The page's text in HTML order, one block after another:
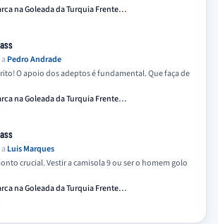
na Goleada da Turquia Frente…
Pedro Andrade
O apoio dos adeptos é fundamental. Que faça de
na Goleada da Turquia Frente…
Luis Marques
crucial. Vestir a camisola 9 ou ser o homem golo
na Goleada da Turquia Frente…